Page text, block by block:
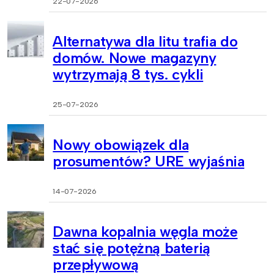
Alternatywa dla litu trafia do
domów. Nowe magazyny
wytrzymają 8 tys. cykli
25-07-2026
Nowy obowiązek dla
prosumentów? URE wyjaśnia
14-07-2026
Dawna kopalnia węgla może
stać się potężną baterią
przepływową